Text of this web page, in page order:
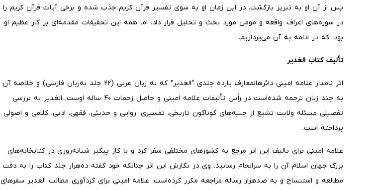
پس از آن او به تبریز بازگشت. در این زمان او به سوی تفسیر قرآن کریم جذب شده و برخی آیات قرآن کریم را
در سوره‌های اعراف، واقعه و مومن مورد بحث و تحلیل قرار داد. اما همه این تحقیقات مقدمه‌ای بر کار عظیم او
بود. که در ادامه به آن می‌پردازیم.
تألیف کتاب الغدیر
اثر نامدار علامه امینی دائرهالمعارف یازده جلدی “الغدیر” که به زبان عربی (۲۲ جلد به‌زبان فارسی) و خلاصه آن
به چند زبان ترجمه شده‌است در رأس تألیفات علامه امینی و حاصل زحمات ۴۰ ساله اوست. الغدیر به بررسی
تفصیلی مسئله ولایت تشیع از جنبه‌های گوناگون تاریخی، تفسیری، روایی و حدیثی، فقهی، ادبی، کلامی و اصولی
پرداخته است.
علامه امینی برای تالیف این اثر مرجع به کشورهای مختلفی سفر کرد و با کار پیگیر شبانه‌روزی در کتابخانه‌های
بزرگ جهان اسلام آن را به‌ سرانجام رسانید. وی در نگارش این اثر چنانکه خود گفته ده‌هزار جلد کتاب را به دقت
مطالعه و استنساخ و به صدهزار رساله مراجعه مکرر کرده‌است. علامه امینی برای گردآوری مطالب الغدیر سفرهای